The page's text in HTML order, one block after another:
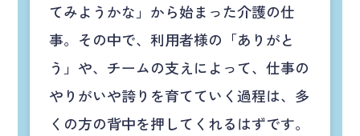
てみようかな」から始まった介護の仕
事。その中で、利用者様の「ありがと
う」や、チームの支えによって、仕事の
やりがいや誇りを育てていく過程は、多
くの方の背中を押してくれるはずです。